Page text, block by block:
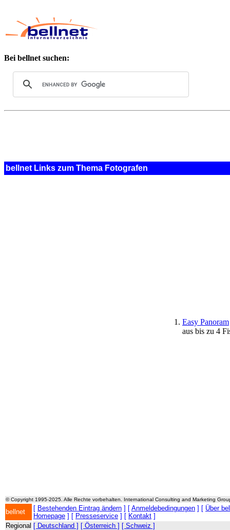
Bei bellnet suchen:
bellnet Links zum Thema Fotografen
Easy Panoram
aus bis zu 4
© Copyright 1995-2025. Alle Rechte vorbehalten. International Consulting and Marketing
bellnet [ Bestehenden Eintrag ändern ] [ Anmeldebedingungen ] [ Über
Homepage ] [ Presseservice ] [ Kontakt ]
Regional [ Deutschland ] [ Österreich ] [ Schweiz ]